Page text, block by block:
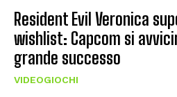
Resident Evil Veronica
wishlist: Capcom si
grande successo
VIDEOGIOCHI